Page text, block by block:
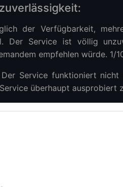
der Verfügbarkeit,
Der Service ist völlig
empfehlen würde. 1/
Der Service funktioniert
überhaupt ausprobiert